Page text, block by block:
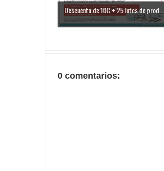
Descuento de 10€ + 25 lotes de prod...
0 comentarios: